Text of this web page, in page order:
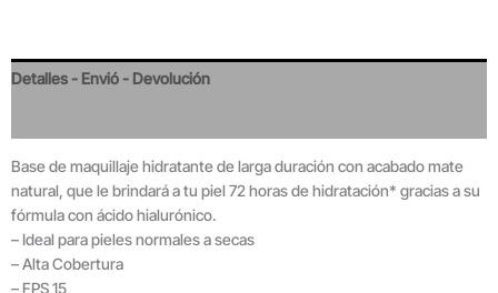
Detalles - Envió - Devolución
Base de maquillaje hidratante de larga duración con acabado mate
natural, que le brindará a tu piel 72 horas de hidratación* gracias a su
fórmula con ácido hialurónico.
– Ideal para pieles normales a secas
– Alta Cobertura
– FPS 15